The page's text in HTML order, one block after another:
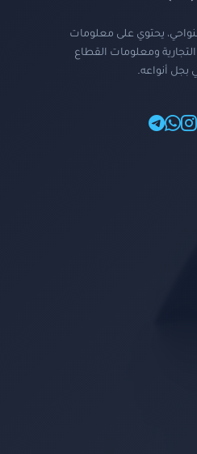
يحتوي على معلومات
ومعلومات القطاع
بجل أنواعه.